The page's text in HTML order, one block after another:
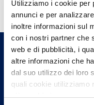
Utilizziamo i cookie per
annunci e per
inoltre informazioni sul
con i nostri partner che
web e di pubblicità, i
altre informazioni che
dal suo utilizzo dei loro
quali cookie utilizziamo
più su chi siamo, come
Trova l'Agenzia
un nostro
Contattaci